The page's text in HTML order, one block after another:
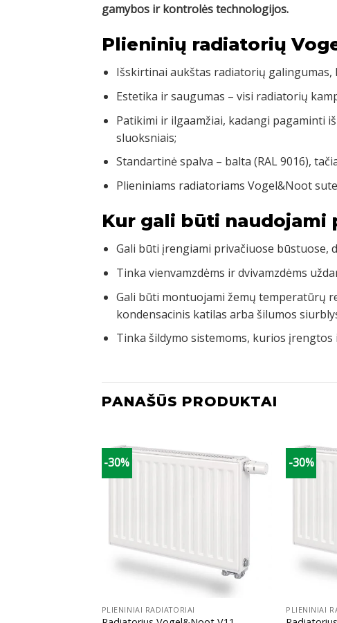
gamybos ir kontrolės technologijos.
Plieninių radiatorių
Išskirtinai aukštas radiatorių
Estetika ir saugumas – visi radiatorių
Patikimi ir ilgaamžiai, kadangi pagaminti
sluoksniais;
Standartinė spalva – balta (RAL 9016),
Plieniniams radiatoriams Vogel&Noot
Kur gali būti naudojami
Gali būti įrengiami privačiuose būstuose,
Tinka vienvamzdėms ir dvivamzdėms
Gali būti montuojami žemų temperatūrų
kondensacinis katilas arba šilumos
Tinka šildymo sistemoms, kurios
PANAŠŪS PRODUKTAI
-30%
PLIENINIAI RADIATORIAI
-30%
PLIENINIAI